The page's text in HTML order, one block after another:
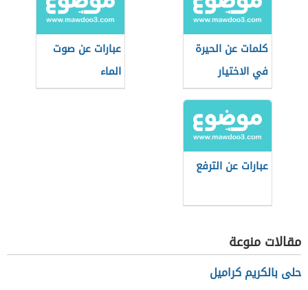
كلمات عن الحيرة
في الاختيار
عبارات عن صوت
الماء
عبارات عن الترفع
مقالات منوعة
حلى بالكريم كراميل